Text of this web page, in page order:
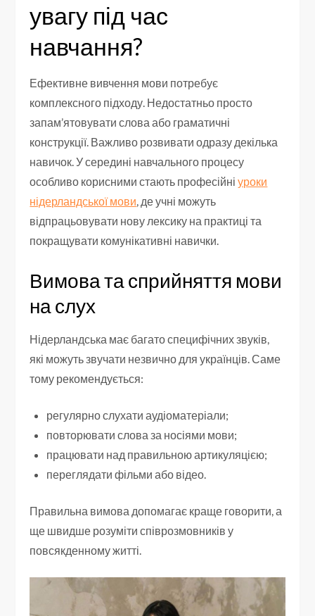
увагу під час
навчання?
Ефективне вивчення мови потребує
комплексного підходу. Недостатньо просто
запам’ятовувати слова або граматичні
конструкції. Важливо розвивати одразу декілька
навичок. У середині навчального процесу
особливо корисними стають професійніуроки
нідерландської мови, де учні можуть
відпрацьовувати нову лексику на практиці та
покращувати комунікативні навички.
Вимова та сприйняття мови
на слух
Нідерландська має багато специфічних звуків,
які можуть звучати незвично для українців. Саме
тому рекомендується:
регулярно слухати аудіоматеріали;
повторювати слова за носіями мови;
працювати над правильною артикуляцією;
переглядати фільми або відео.
Правильна вимова допомагає краще говорити, а
ще швидше розуміти співрозмовників у
повсякденному житті.